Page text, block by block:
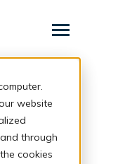
website
through
cookies
Toggle